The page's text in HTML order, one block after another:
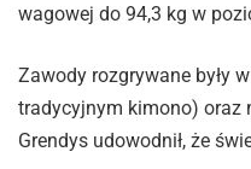
wagowej do 94,3 kg w
Zawody rozgrywane były
tradycyjnym kimono) oraz
Grendys udowodnił, że